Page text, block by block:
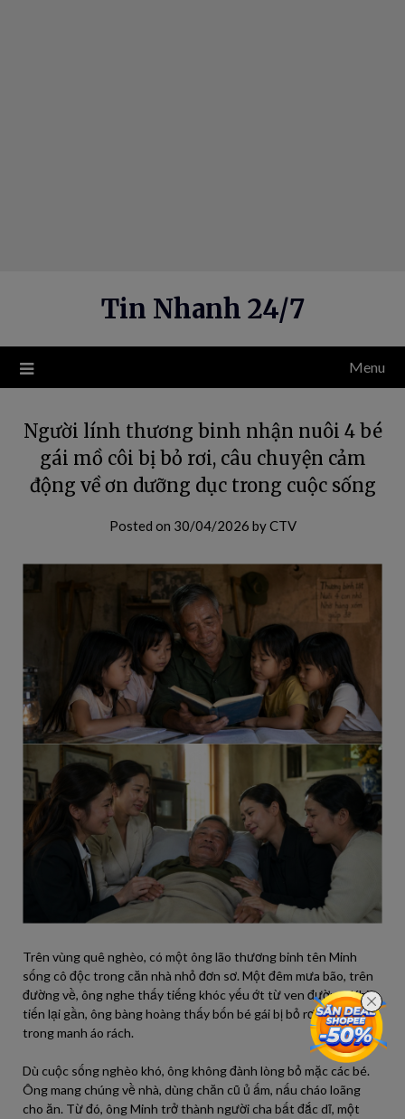
Tin Nhanh 24/7
Menu
Người lính thương binh nhận nuôi 4 bé
gái mồ côi bị bỏ rơi, câu chuyện cảm
động về ơn dưỡng dục trong cuộc sống
Posted on 30/04/2026 byCTV
Trên vùng quê nghèo, có một ông lão thương binh tên Minh
sống cô độc trong căn nhà nhỏ đơn sơ. Một đêm mưa bão, trên
đường về, ông nghe thấy tiếng khóc yếu ớt từ ven đường. Khi
tiến lại gần, ông bàng hoàng thấy bốn bé gái bị bỏ rơi, nằm co ro
trong manh áo rách.
Dù cuộc sống nghèo khó, ông không đành lòng bỏ mặc các bé.
Ông mang chúng về nhà, dùng chăn cũ ủ ấm, nấu cháo loãng
cho ăn. Từ đó, ông Minh trở thành người cha bất đắc dĩ, một